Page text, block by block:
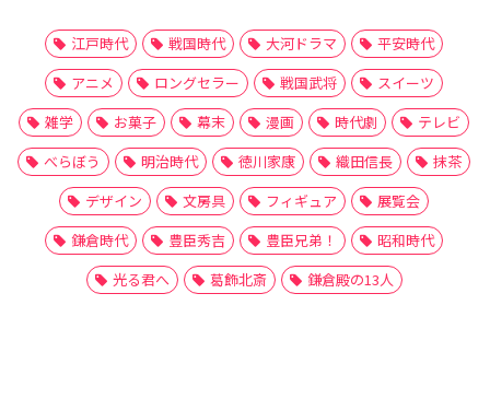
江戸時代 戦国時代 大河ドラマ
平安時代
アニメ
ロングセラー 戦国武将
スイーツ
雑学
お菓子 幕末 漫画 時代劇
テレビ
べらぼう
明治時代 徳川家康 織田信長
抹茶
デザイン
文房具 フィギュア
展覧会
鎌倉時代
豊臣秀吉 豊臣兄弟！
昭和時代
光る君へ
葛飾北斎 鎌倉殿の13人